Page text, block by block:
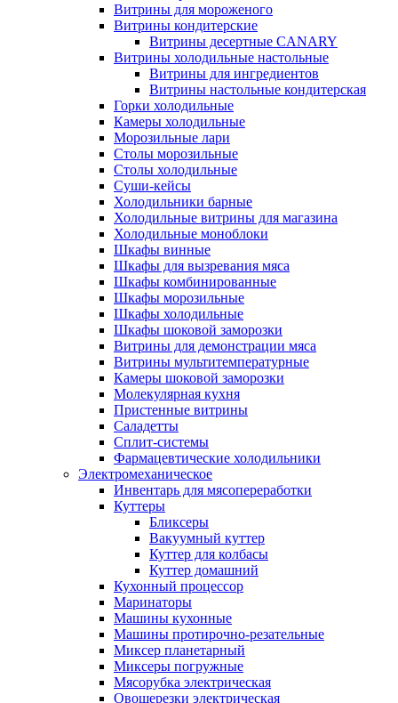
Витрины для мороженого
Витрины кондитерские
Витрины десертные CANARY
Витрины холодильные настольные
Витрины для ингредиентов
Витрины настольные кондитерская
Горки холодильные
Камеры холодильные
Морозильные лари
Столы морозильные
Столы холодильные
Суши-кейсы
Холодильники барные
Холодильные витрины для магазина
Холодильные моноблоки
Шкафы винные
Шкафы для вызревания мяса
Шкафы комбинированные
Шкафы морозильные
Шкафы холодильные
Шкафы шоковой заморозки
Витрины для демонстрации мяса
Витрины мультитемпературные
Камеры шоковой заморозки
Молекулярная кухня
Пристенные витрины
Саладетты
Сплит-системы
Фармацевтические холодильники
Электромеханическое
Инвентарь для мясопереработки
Куттеры
Бликсеры
Вакуумный куттер
Куттер для колбасы
Куттер домашний
Кухонный процессор
Маринаторы
Машины кухонные
Машины протирочно-резательные
Миксер планетарный
Миксеры погружные
Мясорубка электрическая
Овощерезки электрическая